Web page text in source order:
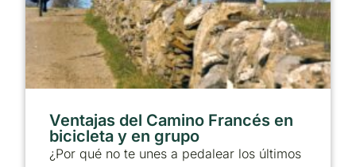
Ventajas del Camino Francés en
bicicleta y en grupo
¿Por qué no te unes a pedalear los últimos